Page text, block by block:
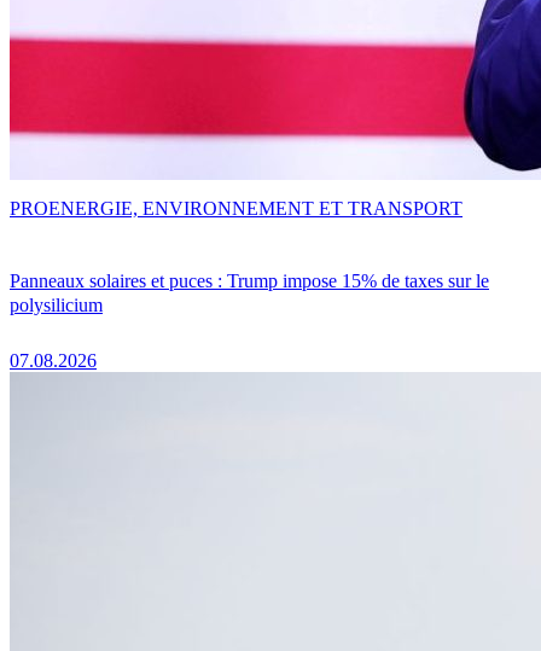
Panneaux solaires et puces : Trump impose 15% de taxes sur le
polysilicium
07.08.2026
PROENERGIE, ENVIRONNEMENT ET TRANSPORT